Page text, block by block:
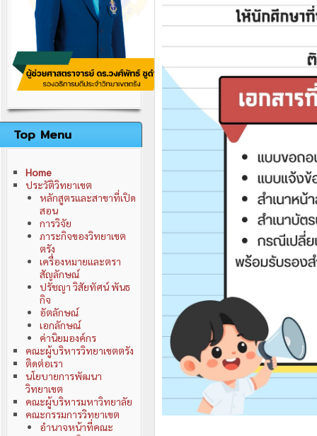
Top Menu
Home
ประวัติวิทยาเขต
หลักสูตรและสาขาที่เปิด
สอน
การวิจัย
ภาระกิจของวิทยาเขต
ตรัง
เครื่องหมายและตรา
สัญลักษณ์
ปรัชญา วิสัยทัศน์ พันธ
กิจ
อัตลักษณ์
เอกลักษณ์
ค่านิยมองค์กร
คณะผู้บริหารวิทยาเขตตรัง
ติดต่อเรา
นโยบายการพัฒนา
วิทยาเขต
คณะผู้บริหารมหาวิทยาลัย
คณะกรรมการวิทยาเขต
อำนาจหน้าที่คณะ